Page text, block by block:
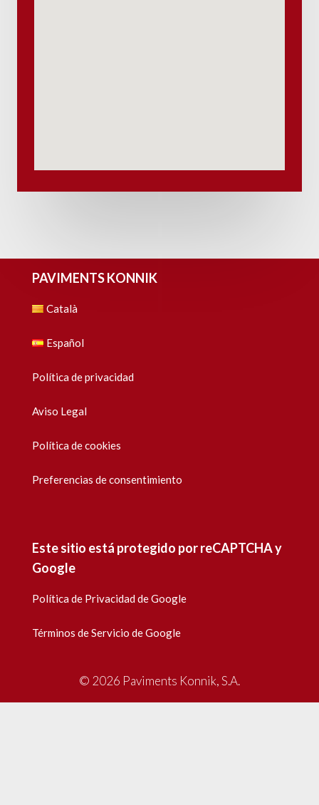
PAVIMENTS KONNIK
Català
Español
Política de privacidad
Aviso Legal
Política de cookies
Preferencias de consentimiento
Este sitio está protegido por reCAPTCHA y
Google
Política de Privacidad de Google
Términos de Servicio de Google
© 2026 Paviments Konnik, S.A.